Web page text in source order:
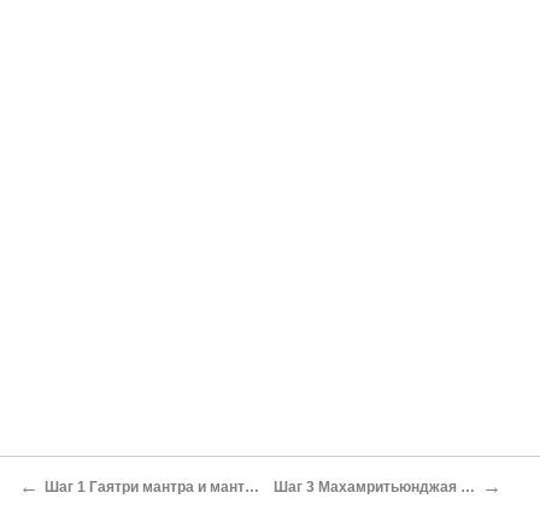
← Шаг 1 Гаятри мантра и мантра Хрим Шаг 3 Махамритьюнджая Мантра →